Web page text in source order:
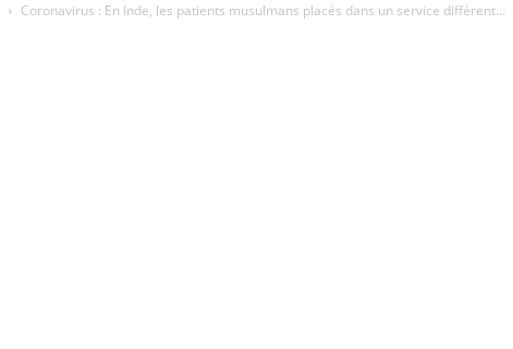
Coronavirus : En Inde, les patients musulmans placés dans un service différent...